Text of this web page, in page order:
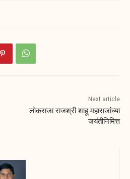
Next article
लोकराजा राजश्री शाहू महाराजांच्या
जयंतीनिमित्त